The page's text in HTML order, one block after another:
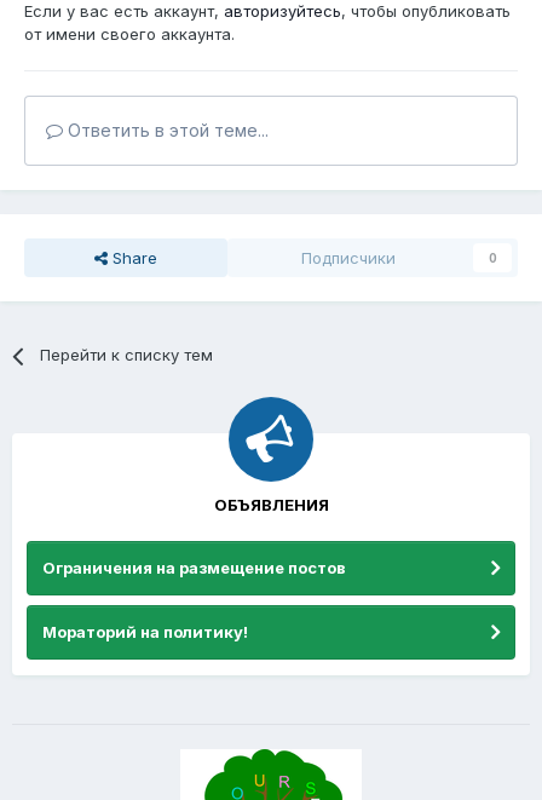
Если у вас есть аккаунт, авторизуйтесь, чтобы опубликовать
от имени своего аккаунта.
Ответить в этой теме...
Share Подписчики 0
Перейти к списку тем
ОБЪЯВЛЕНИЯ
Ограничения на размещение постов
Мораторий на политику!